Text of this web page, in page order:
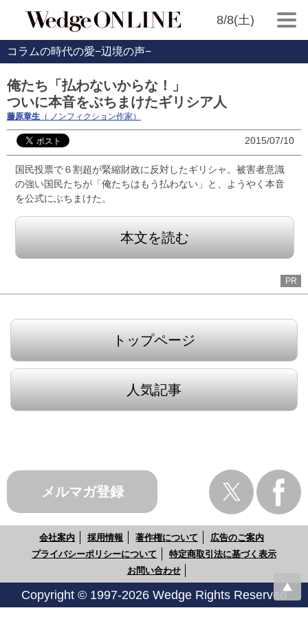
8/8(土)
コラムの時代の愛−辺境の声−
俺たち「払わないからな！」
ついに本音をぶちまけたギリシア人
藤原章生 （ ノンフィクション作家）
2015/07/10
国民投票で６割超が緊縮財政に反対したギリシャ。被害者意識
の強い国民たちが「俺たちはもう払わない」と、ようやく本音
を公式にぶちまけた。
本文を読む
PR
トップページ
人気記事
メルマガ登録
会社案内 採用情報 著作権について
広告のご案内
プライバシーポリシーについて
特定商取引法に基づく表示
お問い合わせ
Copyright © 1997-2026 Wedge Rights Reserved